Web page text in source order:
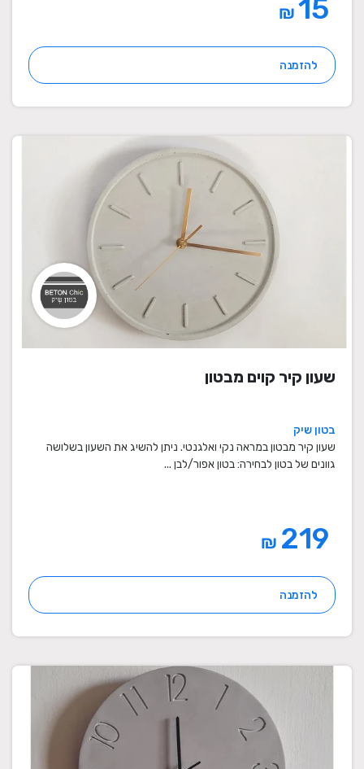
₪
להזמנה
שעון קיר קוים מבטון
בטון שיק
שעון קיר מבטון במראה נקי ואלגנטי. ניתן להשיג את השעון בשלושה
גוונים של בטון לבחירה: בטון אפור/לבן ...
₪
להזמנה